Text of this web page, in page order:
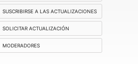
SUSCRIBIRSE A LAS ACTUALIZACIONES
SOLICITAR ACTUALIZACIÓN
MODERADORES